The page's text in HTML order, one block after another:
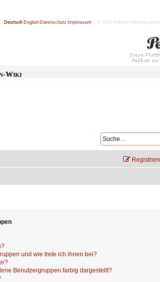
Deutsch English Datenschutz Impressum | © 2009 Pelikan
Wiki
und wie trete ich ihnen bei?
Benutzergruppen farbig dargestellt?